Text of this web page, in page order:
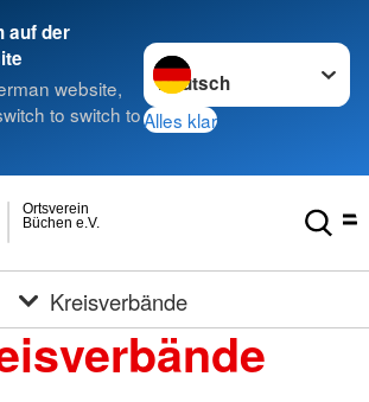
auf der
website,
to switch to
Sprache wechseln zu
Alles klar
Büchen e.V.
Ortsverein
Kreisverbände